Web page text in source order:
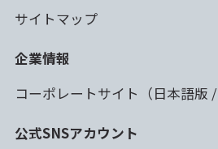
サイトマップ
企業情報
コーポレートサイト（日本語版 /
公式SNSアカウント